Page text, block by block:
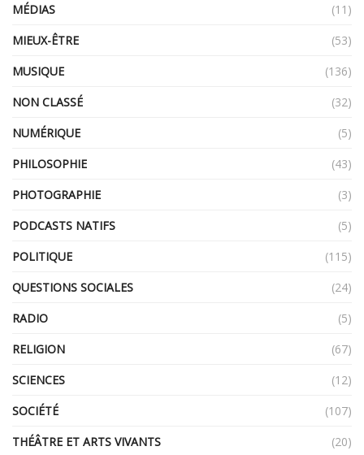
MÉDIAS
(11)
MIEUX-ÊTRE
(53)
MUSIQUE
(136)
NON CLASSÉ
(32)
NUMÉRIQUE
(5)
PHILOSOPHIE
(43)
PHOTOGRAPHIE
(3)
PODCASTS NATIFS
(5)
POLITIQUE
(115)
QUESTIONS SOCIALES
(24)
RADIO
(5)
RELIGION
(67)
SCIENCES
(12)
SOCIÉTÉ
(107)
THÉÂTRE ET ARTS VIVANTS
(20)